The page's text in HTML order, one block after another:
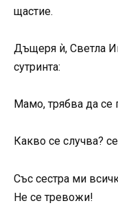
щастие.
Дъщеря ѝ, Светла
сутринта:
Мамо, трябва да се
Какво се случва?
Със сестра ми
Не се тревожи!